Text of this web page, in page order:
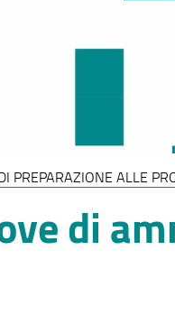
PREPARAZIONE ALLE
di